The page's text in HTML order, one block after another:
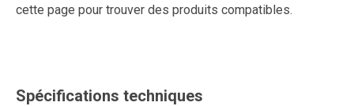
cette page pour trouver des produits compatibles.
Spécifications techniques